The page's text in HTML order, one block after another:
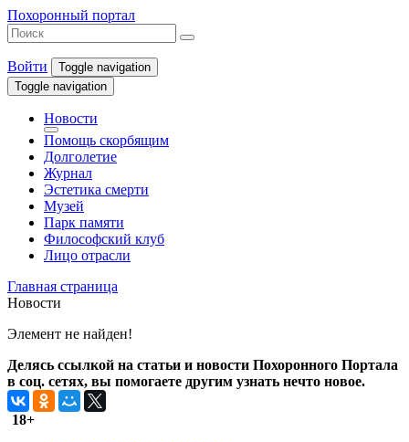
Похоронный портал
Войти
Toggle navigation
Toggle navigation
Новости
Помощь скорбящим
Долголетие
Журнал
Эстетика смерти
Музей
Парк памяти
Философский клуб
Лицо отрасли
Главная страница
Новости
Элемент не найден!
Делясь ссылкой на статьи и новости Похоронного Портала
в соц. сетях, вы помогаете другим узнать нечто новое.
18+